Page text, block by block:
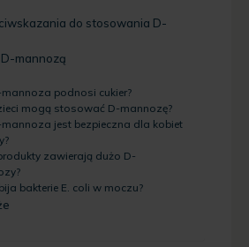
do stosowania D-
mannozą
mannoza podnosi cukier?
mogą stosować D-mannozę?
mannoza jest bezpieczna dla kobiet
zawierają dużo D-
bakterie E. coli w moczu?